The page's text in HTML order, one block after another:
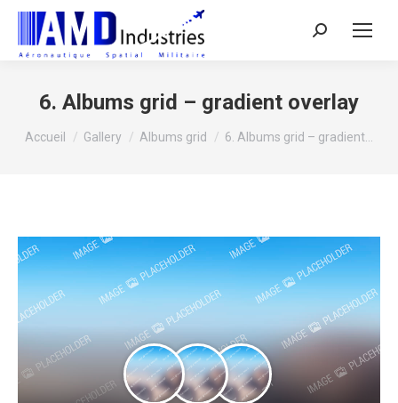
Search:
6. Albums grid – gradient overlay
Vous êtes ici :
Accueil Gallery Albums grid 6. Albums grid – gradient…